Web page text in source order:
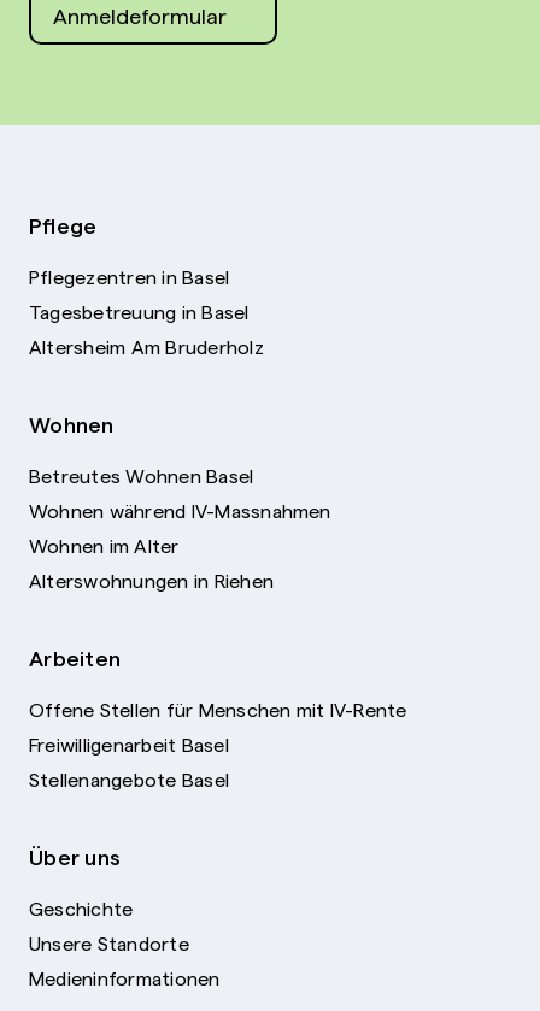
Anmeldeformular
Pflege
Pflegezentren in Basel
Tagesbetreuung in Basel
Altersheim Am Bruderholz
Wohnen
Betreutes Wohnen Basel
Wohnen während IV-Massnahmen
Wohnen im Alter
Alterswohnungen in Riehen
Arbeiten
Offene Stellen für Menschen mit IV-Rente
Freiwilligenarbeit Basel
Stellenangebote Basel
Über uns
Geschichte
Unsere Standorte
Medieninformationen